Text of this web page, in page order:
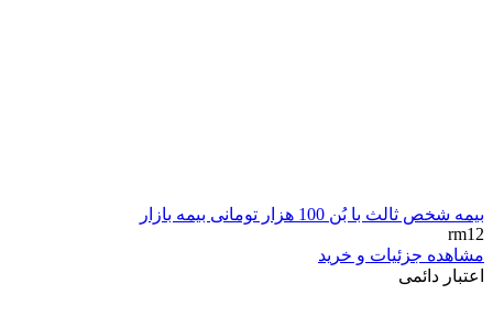
بیمه شخص ثالث با بُن 100 هزار تومانی بیمه بازار
rm12
مشاهده جزئیات و خرید
اعتبار دائمی